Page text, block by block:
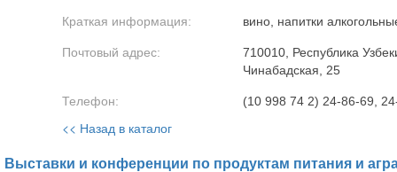
Краткая информация: вино, напитки
Почтовый адрес:
710010, Республика
Чинабадская, 25
Телефон: (10 998 74 2) 24-86-69,
<< Назад в каталог
Выставки и конференции по продуктам питания и